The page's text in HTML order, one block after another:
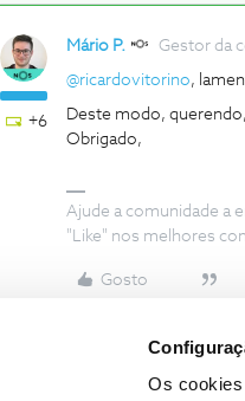
Os
+6
Mário P. Gestor da
@ricardovitorino,
Deste modo,
Obrigado,
Ajude a comunidade a
"Like" nos melhores
Gosto